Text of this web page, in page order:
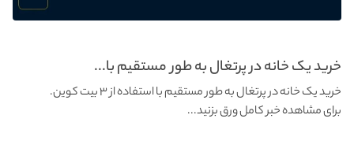
خرید یک خانه در پرتغال به طور مستقیم با...
خرید یک خانه در پرتغال به طور مستقیم با استفاده از ۳ بیت کوین.
برای مشاهده خبر کامل ورق بزنید...